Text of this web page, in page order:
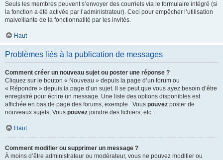
Seuls les membres peuvent s’envoyer des courriels via le formulaire intégré (si
la fonction a été activée par l’administrateur). Ceci pour empêcher l’utilisation
malveillante de la fonctionnalité par les invités.
Haut
Problèmes liés à la publication de messages
Comment créer un nouveau sujet ou poster une réponse ?
Cliquez sur le bouton « Nouveau » depuis la page d’un forum ou
« Répondre » depuis la page d’un sujet. Il se peut que vous ayez besoin d’être
enregistré pour écrire un message. Une liste des options disponibles est
affichée en bas de page des forums, exemple : Vous pouvez poster de
nouveaux sujets, Vous pouvez joindre des fichiers, etc.
Haut
Comment modifier ou supprimer un message ?
À moins d’être administrateur ou modérateur, vous ne pouvez modifier ou